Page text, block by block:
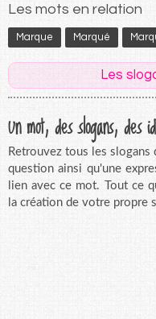
Les mots en relation
Marque Marqué
Les
Un mot, des slogans, des
Retrouvez tous les
question ainsi qu'une
lien avec ce mot. Tout ce
la création de votre propre